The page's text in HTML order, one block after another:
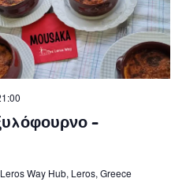
–
Way Hub, Leros, Greece